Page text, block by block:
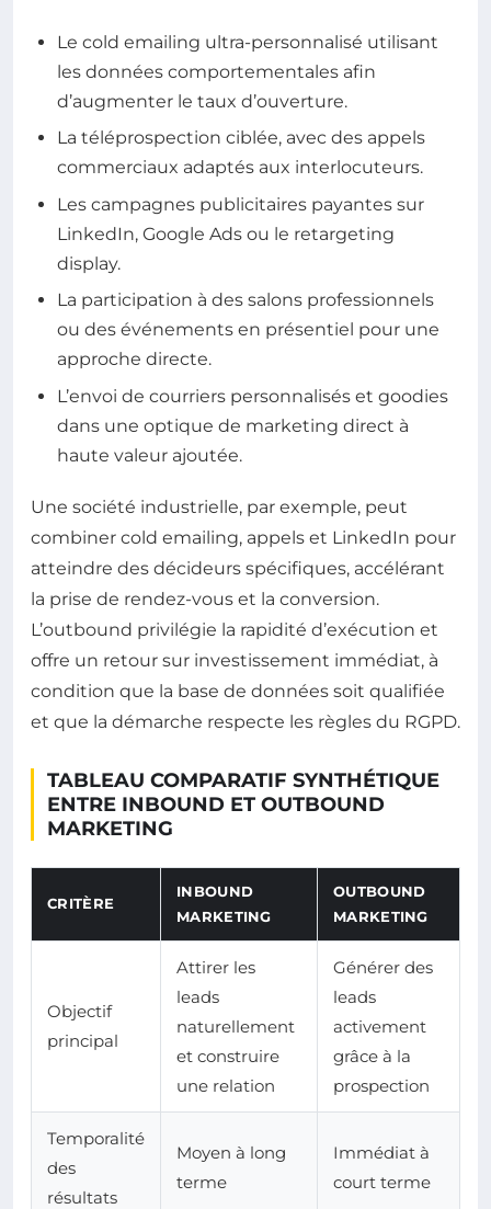
Le cold emailing ultra-personnalisé utilisant
les données comportementales afin
d’augmenter le taux d’ouverture.
La téléprospection ciblée, avec des appels
commerciaux adaptés aux interlocuteurs.
Les campagnes publicitaires payantes sur
LinkedIn, Google Ads ou le retargeting
display.
La participation à des salons professionnels
ou des événements en présentiel pour une
approche directe.
L’envoi de courriers personnalisés et goodies
dans une optique de marketing direct à
haute valeur ajoutée.
Une société industrielle, par exemple, peut
combiner cold emailing, appels et LinkedIn pour
atteindre des décideurs spécifiques, accélérant
la prise de rendez-vous et la conversion.
L’outbound privilégie la rapidité d’exécution et
offre un retour sur investissement immédiat, à
condition que la base de données soit qualifiée
et que la démarche respecte les règles du RGPD.
TABLEAU COMPARATIF SYNTHÉTIQUE
ENTRE INBOUND ET OUTBOUND
MARKETING
CRITÈRE
INBOUND
MARKETING
OUTBOUND
MARKETING
Objectif
principal
Attirer les
leads
naturellement
et construire
une relation
Générer des
leads
activement
grâce à la
prospection
Temporalité
des
résultats
Moyen à long
terme
Immédiat à
court terme